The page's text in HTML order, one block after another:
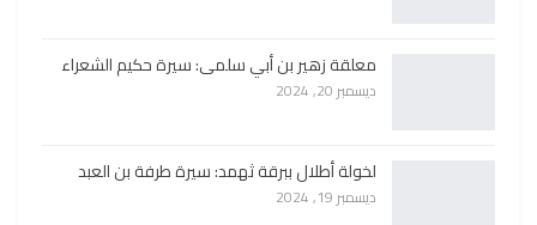
معلقة زهير بن أبي سلمى: سيرة حكيم الشعراء
ديسمبر 20, 2024
لخولة أطلال ببرقة ثهمد: سيرة طرفة بن العبد
ديسمبر 19, 2024